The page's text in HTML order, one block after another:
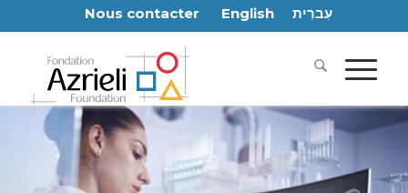
Nous contacter English עִברִית